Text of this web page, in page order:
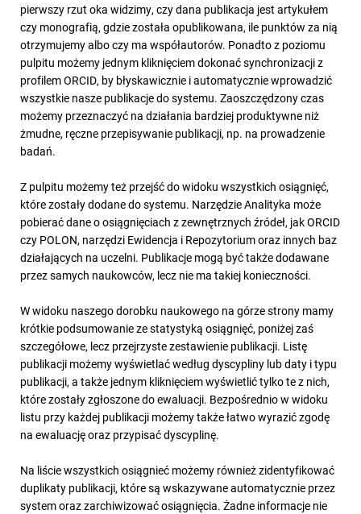
pierwszy rzut oka widzimy, czy dana publikacja jest artykułem
czy monografią, gdzie została opublikowana, ile punktów za nią
otrzymujemy albo czy ma współautorów. Ponadto z poziomu
pulpitu możemy jednym kliknięciem dokonać synchronizacji z
profilem ORCID, by błyskawicznie i automatycznie wprowadzić
wszystkie nasze publikacje do systemu. Zaoszczędzony czas
możemy przeznaczyć na działania bardziej produktywne niż
żmudne, ręczne przepisywanie publikacji, np. na prowadzenie
badań.
Z pulpitu możemy też przejść do widoku wszystkich osiągnięć,
które zostały dodane do systemu. Narzędzie Analityka może
pobierać dane o osiągnięciach z zewnętrznych źródeł, jak ORCID
czy POLON, narzędzi Ewidencja i Repozytorium oraz innych baz
działających na uczelni. Publikacje mogą być także dodawane
przez samych naukowców, lecz nie ma takiej konieczności.
W widoku naszego dorobku naukowego na górze strony mamy
krótkie podsumowanie ze statystyką osiągnięć, poniżej zaś
szczegółowe, lecz przejrzyste zestawienie publikacji. Listę
publikacji możemy wyświetlać według dyscypliny lub daty i typu
publikacji, a także jednym kliknięciem wyświetlić tylko te z nich,
które zostały zgłoszone do ewaluacji. Bezpośrednio w widoku
listu przy każdej publikacji możemy także łatwo wyrazić zgodę
na ewaluację oraz przypisać dyscyplinę.
Na liście wszystkich osiągnieć możemy również zidentyfikować
duplikaty publikacji, które są wskazywane automatycznie przez
system oraz zarchiwizować osiągnięcia. Żadne informacje nie